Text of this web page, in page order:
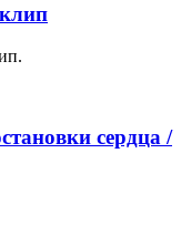
сердца /